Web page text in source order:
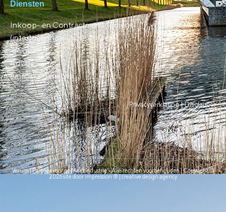
Diensten
Inkoop- en Contractmanagement
(inter)nationaal (out)sourcen
Trainingen
Advies
Financial Services
Privacyverklaring |Disclaimer
Verum | Partner voor de Maakindustrie - Alle rechten voorbehouden | Copyright ©
2026 site door impression ® | creative design agency